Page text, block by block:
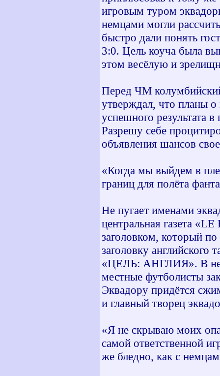
игровым туром
немцами могли
быстро дали понять
3:0. Цель коуча была
этом весёлую и
Перед ЧМ
утверждал, что планы о
успешного результата
Разрешу себе
объявления шансов
«Когда мы выйдем в
границ для полёта
Не пугает именами
центральная газета
заголовком, который
заголовку английского
«ЦЕЛЬ: АНГЛИЯ». В ней
местные футболисты
Эквадору придётся
и главный творец
«Я не скрываю моих
самой ответственной
же бледно, как с